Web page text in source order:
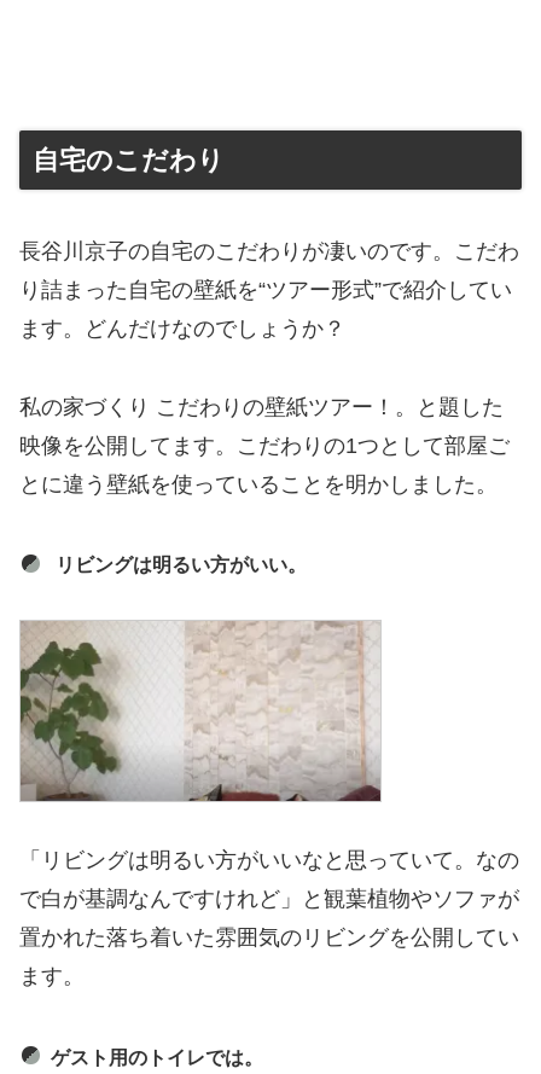
自宅のこだわり
長谷川京子の自宅のこだわりが凄いのです。こだわ
り詰まった自宅の壁紙を“ツアー形式”で紹介してい
ます。どんだけなのでしょうか？
私の家づくり こだわりの壁紙ツアー！。と題した
映像を公開してます。こだわりの1つとして部屋ご
とに違う壁紙を使っていることを明かしました。
リビングは明るい方がいい。
「リビングは明るい方がいいなと思っていて。なの
で白が基調なんですけれど」と観葉植物やソファが
置かれた落ち着いた雰囲気のリビングを公開してい
ます。
ゲスト用のトイレでは。